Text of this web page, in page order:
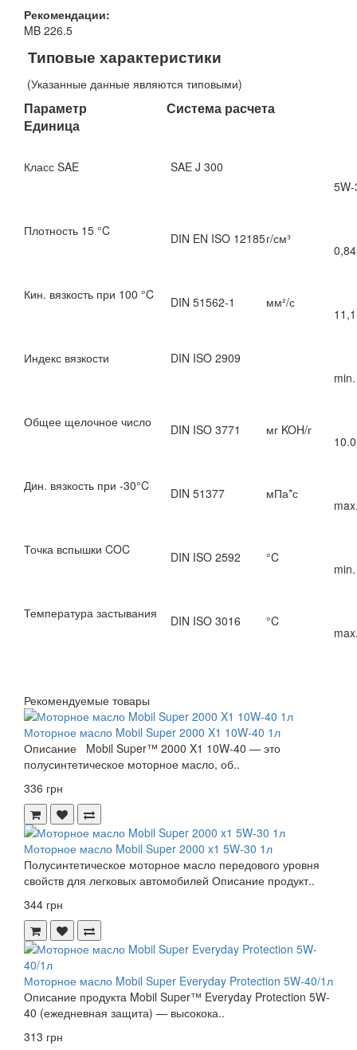
Рекомендации:
MB 226.5
Типовые характеристики
(Указанные данные являются типовыми)
Параметр Система расчета
Единица
Класс SAE
SAE J 300
Плотность 15 °C DIN EN ISO 12185г/см³
Кин. вязкость при 100 °C DIN 51562-1 мм²/с
Индекс вязкости
DIN ISO 2909
Общее щелочное число DIN ISO 3771 мг KOH/г
Дин. вязкость при -30°C DIN 51377 мПа*с
Точка вспышки COC DIN ISO 2592 °C
Температура застывания DIN ISO 3016 °C
Рекомендуемые товары
Моторное масло Mobil Super 2000 X1 10W-40 1л
Описание Mobil Super™ 2000 X1 10W-40 — это
полусинтетическое моторное масло, об..
336 грн
Моторное масло Mobil Super 2000 x1 5W-30 1л
Полусинтетическое моторное масло передового уровня
свойств для легковых автомобилей Описание продукт..
344 грн
Моторное масло Mobil Super Everyday Protection 5W-40/1л
Описание продукта Mobil Super™ Everyday Protection 5W-
40 (ежедневная защита) — высокока..
313 грн